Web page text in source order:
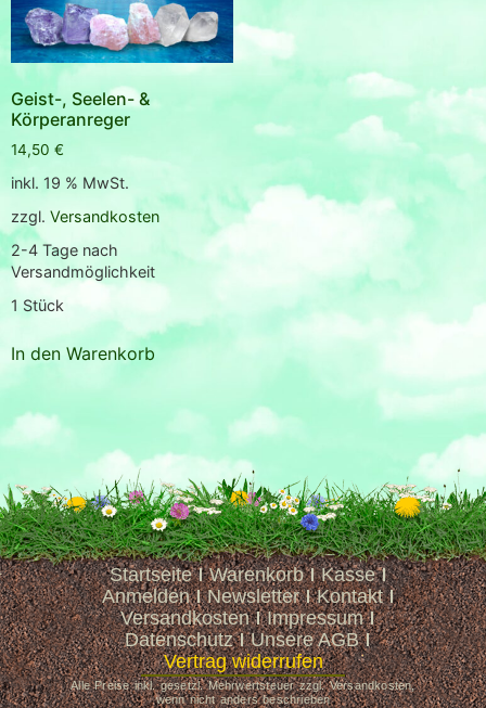
Geist-, Seelen- &
Körperanreger
14,50 €
inkl. 19 % MwSt.
zzgl. Versandkosten
2-4 Tage nach
Versandmöglichkeit
1 Stück
In den Warenkorb
Startseite Warenkorb
Kasse
Anmelden
Newsletter
Kontakt
Versandkosten
Impressum
Datenschutz
Unsere AGB
Vertrag widerrufen
Alle Preise inkl. gesetzl. Mehrwertsteuer zzgl. Versandkosten,
wenn nicht anders beschrieben